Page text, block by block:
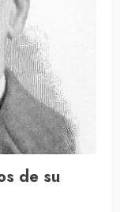
de su